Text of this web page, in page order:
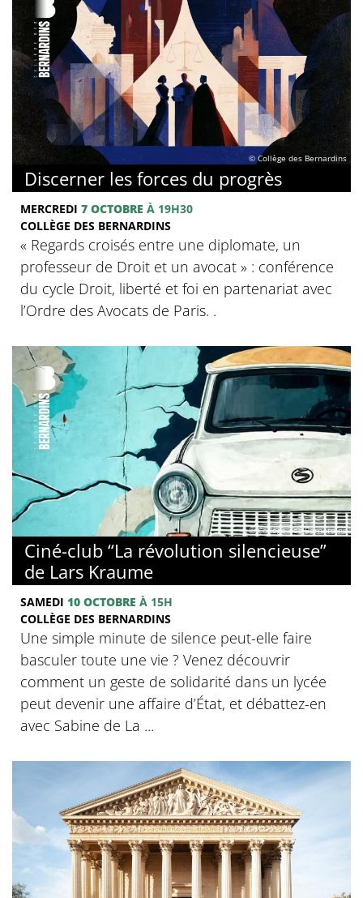
© Collège des Bernardins
Discerner les forces du progrès
MERCREDI 7 OCTOBRE À 19H30
COLLÈGE DES BERNARDINS
‍« Regards croisés entre une diplomate, un
professeur de Droit et un avocat » : conférence
du cycle Droit, liberté et foi en partenariat avec
l’Ordre des Avocats de Paris. .
© Collège des Bernardins
Ciné-club “La révolution silencieuse”
de Lars Kraume
SAMEDI 10 OCTOBRE À 15H
COLLÈGE DES BERNARDINS
Une simple minute de silence peut-elle faire
basculer toute une vie ? Venez découvrir
comment un geste de solidarité dans un lycée
peut devenir une affaire d’État, et débattez-en
avec Sabine de La ...